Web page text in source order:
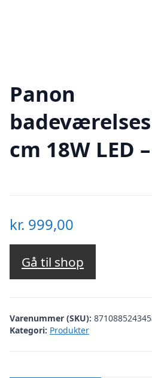
Panon
cm 18W LED
kr. 999,00
Gå til shop
Varenummer (SKU):
Kategori: Produkter